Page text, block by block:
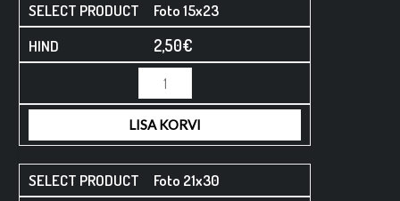
Foto 15x23
2,50€
LISA KORVI
Foto 21x30